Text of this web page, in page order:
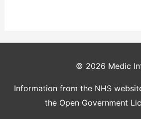
© 2026 Medic
Information from the NHS
the Open Government